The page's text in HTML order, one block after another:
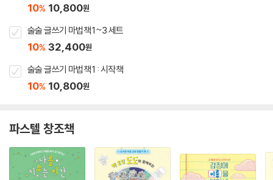
10% 10,800원
술술 글쓰기 마법책 1~3 세트
10% 32,400원
술술 글쓰기 마법책 1 : 시작책
10% 10,800원
파스텔 창조책